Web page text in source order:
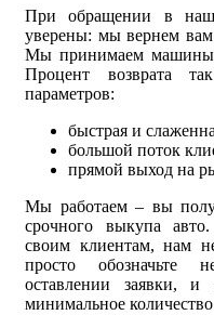
При обращении в
уверены: мы вернем
Мы принимаем машины
Процент возврата
параметров:
быстрая и
большой поток
прямой выход на
Мы работаем – вы
срочного выкупа
своим клиентам, нам
просто обозначьте
оставлении заявки,
минимальное